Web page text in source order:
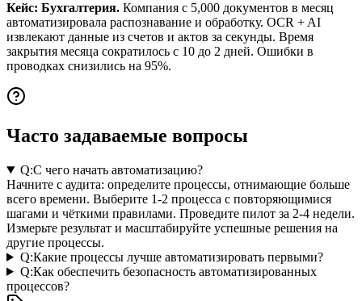
Кейс: Бухгалтерия. Компания с 5,000 документов в месяц
автоматизировала распознавание и обработку. OCR + AI
извлекают данные из счетов и актов за секунды. Время
закрытия месяца сократилось с 10 до 2 дней. Ошибки в
проводках снизились на 95%.
Часто задаваемые вопросы
Q:С чего начать автоматизацию?
Начните с аудита: определите процессы, отнимающие больше
всего времени. Выберите 1-2 процесса с повторяющимися
шагами и чёткими правилами. Проведите пилот за 2-4 недели.
Измерьте результат и масштабируйте успешные решения на
другие процессы.
Q:Какие процессы лучше автоматизировать первыми?
Q:Как обеспечить безопасность автоматизированных
процессов?